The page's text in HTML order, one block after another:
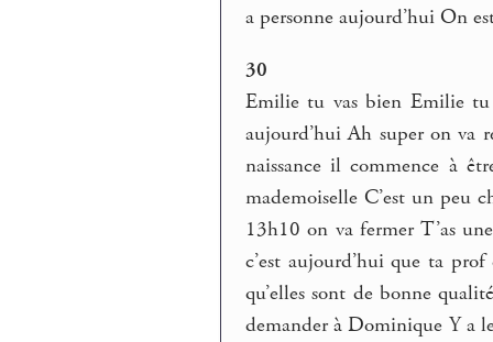
a personne aujourd’hui On
30
Emilie tu vas bien Emilie tu
aujourd’hui Ah super on va
naissance il commence à
mademoiselle C’est un peu
13h10 on va fermer T’as
c’est aujourd’hui que ta prof
qu’elles sont de bonne
demander à Dominique Y a